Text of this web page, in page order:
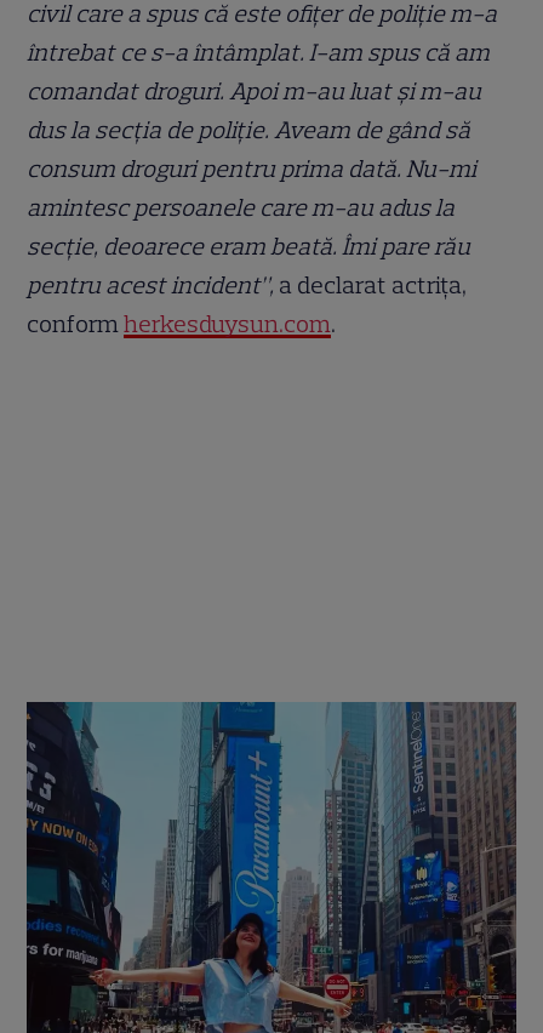
civil care a spus că este ofițer de poliție m-a
întrebat ce s-a întâmplat. I-am spus că am
comandat droguri. Apoi m-au luat și m-au
dus la secția de poliție. Aveam de gând să
consum droguri pentru prima dată. Nu-mi
amintesc persoanele care m-au adus la
secție, deoarece eram beată. Îmi pare rău
pentru acest incident”, a declarat actrița,
conformherkesduysun.com.